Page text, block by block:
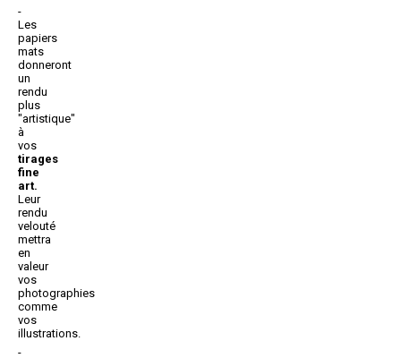
Les
papiers
mats
donneront
un
rendu
plus
"artistique"
à
vos
tirages
fine
art.
Leur
rendu
velouté
mettra
en
valeur
vos
photographies
comme
vos
illustrations.